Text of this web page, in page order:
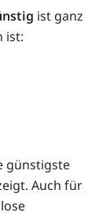
ist ganz
ist:
günstigste
Auch für